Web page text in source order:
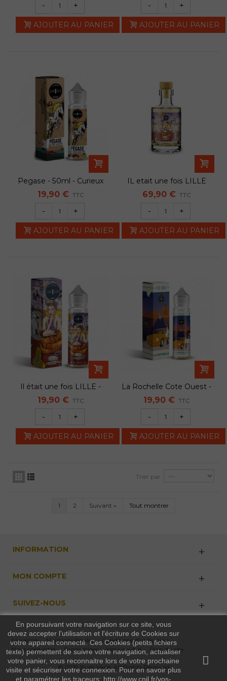
- +
AJOUTER AU PANIER
- +
AJOUTER AU PANIER
Pegase - 50ml - Curieux
19,90 € TTC
- +
AJOUTER AU PANIER
IL etait une fois LILLE
200ML -...
69,90 € TTC
- +
AJOUTER AU PANIER
Il était une fois LILLE -
50ml -...
19,90 € TTC
- +
AJOUTER AU PANIER
La Rochelle Cote Ouest -
50ml -...
19,90 € TTC
- +
AJOUTER AU PANIER
Trier par
1 2 Suivant » Tout montrer
INFORMATION
MON COMPTE
SUIVEZ-NOUS
En poursuivant votre navigation sur ce site, vous
devez accepter l’utilisation et l'écriture de Cookies sur
votre appareil connecté. Ces Cookies (petits fichiers
texte) permettent de suivre votre navigation, actualiser
votre panier, vous reconnaitre lors de votre prochaine
visite et sécuriser votre connexion. Pour en savoir plus
et paramétrer les traceurs: http://www.cnil.fr/vos-
Livraison Mentions légales
Conditions d'utilisation
Nous contacter
Promotions Nouveautés Plan du site
© 2019 Buds Vape. All Rights Reserved